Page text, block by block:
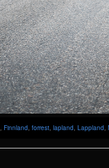
, Finnland, forrest, lapland, Lappland,